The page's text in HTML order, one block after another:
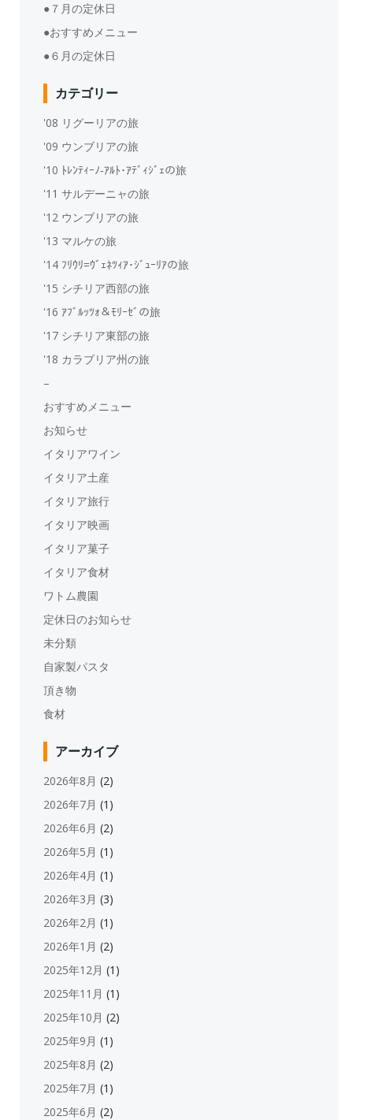
●７月の定休日
●おすすめメニュー
●６月の定休日
カテゴリー
'08 リグーリアの旅
'09 ウンブリアの旅
'10 ﾄﾚﾝﾃｨｰﾉ‐ｱﾙﾄ･ｱﾃﾞｨｼﾞｪの旅
'11 サルデーニャの旅
'12 ウンブリアの旅
'13 マルケの旅
'14 ﾌﾘｳﾘ=ｳﾞｪﾈﾂｨｱ･ｼﾞｭｰﾘｱの旅
'15 シチリア西部の旅
'16 ｱﾌﾞﾙｯﾂｫ＆ﾓﾘｰｾﾞの旅
'17 シチリア東部の旅
'18 カラブリア州の旅
–
おすすめメニュー
お知らせ
イタリアワイン
イタリア土産
イタリア旅行
イタリア映画
イタリア菓子
イタリア食材
ワトム農園
定休日のお知らせ
未分類
自家製パスタ
頂き物
食材
アーカイブ
2026年8月 (2)
2026年7月 (1)
2026年6月 (2)
2026年5月 (1)
2026年4月 (1)
2026年3月 (3)
2026年2月 (1)
2026年1月 (2)
2025年12月 (1)
2025年11月 (1)
2025年10月 (2)
2025年9月 (1)
2025年8月 (2)
2025年7月 (1)
2025年6月 (2)